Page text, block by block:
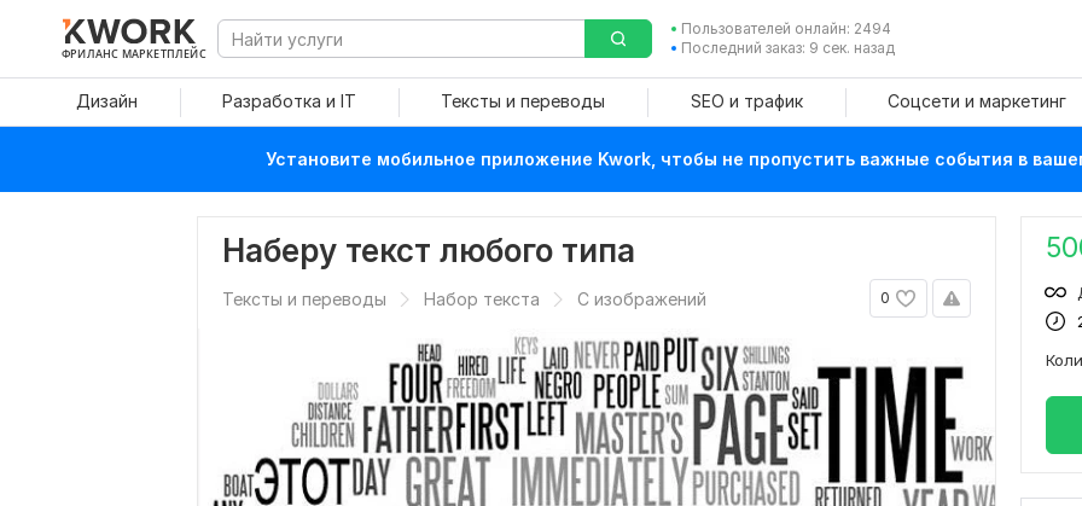
ФРИЛАНС МАРКЕТПЛЕЙС
Пользователей онлайн: 2494
Последний заказ: 9 сек. назад
Дизайн Разработка и IT Тексты и переводы SEO и трафик Соцсети и маркетинг
Установите мобильное приложение Kwork, чтобы не пропустить важные события в
Наберу текст любого типа
0
Тексты и переводы Набор текста С изображений